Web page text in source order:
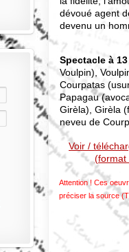
dévoué agent
devenu un
Spectacle à
Voulpin),
Courpatas
Papagau
Girèla), Girèla
neveu de
Voir /
(format
Attention ! Ces
préciser la source